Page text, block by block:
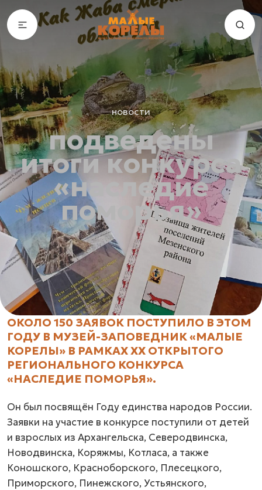
новости
подведены
итоги конкурса
«наследие
поморья»
ОКОЛО 150 ЗАЯВОК ПОСТУПИЛО В ЭТОМ
ГОДУ В МУЗЕЙ-ЗАПОВЕДНИК «МАЛЫЕ
КОРЕЛЫ» В РАМКАХ XХ ОТКРЫТОГО
РЕГИОНАЛЬНОГО КОНКУРСА
«НАСЛЕДИЕ ПОМОРЬЯ».
Он был посвящён Году единства народов России.
Заявки на участие в конкурсе поступили от детей
и взрослых из Архангельска, Северодвинска,
Новодвинска, Коряжмы, Котласа, а также
Коношского, Красноборского, Плесецкого,
Приморского, Пинежского, Устьянского,